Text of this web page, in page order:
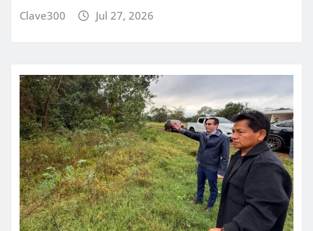
Clave300 Jul 27, 2026